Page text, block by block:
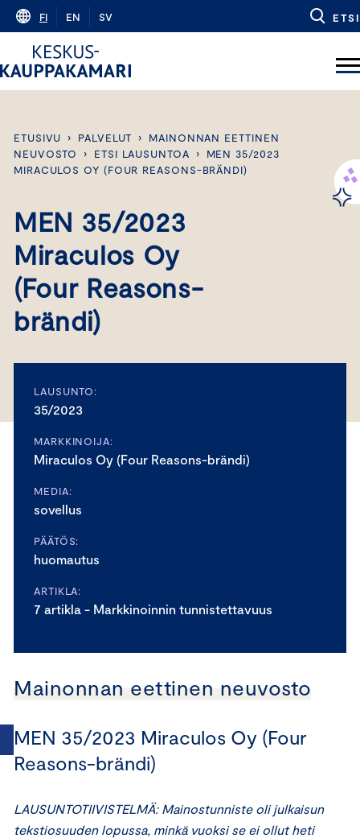
Skip
content
FI EN SV ETSI
ETUSIVU › PALVELUT ›
MAINONNAN EETTINEN
NEUVOSTO
› ETSI LAUSUNTOA ›
MEN 35/2023
MIRACULOS OY (FOUR REASONS-BRÄNDI)
MEN 35/2023
Miraculos Oy
(Four Reasons-
brändi)
LAUSUNTO:
35/2023
MARKKINOIJA:
Miraculos Oy (Four Reasons-brändi)
MEDIA:
sovellus
PÄÄTÖS:
huomautus
ARTIKLA:
7 artikla - Markkinoinnin tunnistettavuus
Mainonnan eettinen neuvosto
MEN 35/2023 Miraculos Oy (Four
Reasons-brändi)
LAUSUNTOTIIVISTELMÄ: Mainostunniste oli julkaisun
tekstiosuuden lopussa, minkä vuoksi se ei ollut heti